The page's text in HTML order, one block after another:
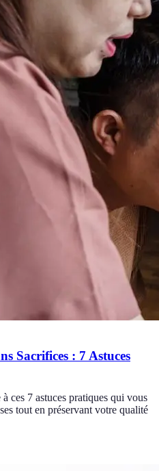
Sacrifices : 7 Astuces
ces 7 astuces pratiques qui vous
tout en préservant votre qualité